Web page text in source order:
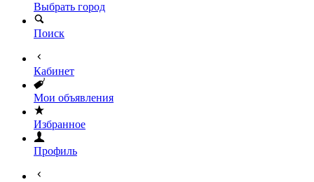
Выбрать город
Поиск
Кабинет
Мои объявления
Избранное
Профиль